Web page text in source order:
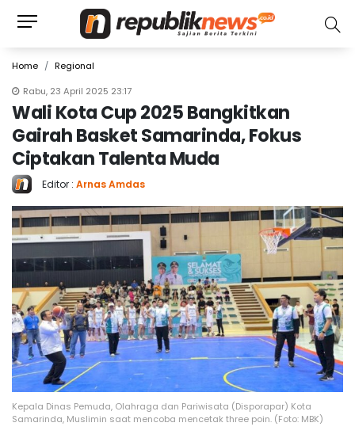
Home
Regional
Rabu, 23 April 2025 23:17
Wali Kota Cup 2025 Bangkitkan
Gairah Basket Samarinda, Fokus
Ciptakan Talenta Muda
Editor : Arnas Amdas
Kepala Dinas Pemuda, Olahraga dan Pariwisata (Disporapar) Kota
Samarinda, Muslimin saat mencoba mencetak three poin. (Foto: MBK)